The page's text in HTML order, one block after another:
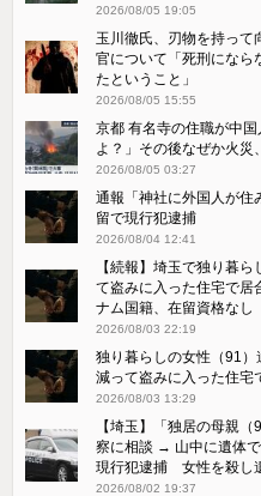
2026/08/05 19:05
玉川徹氏、刃物を持って
官について「死刑になら
たということ」
2026/08/05 15:55
京都 有名寺の住職が中
よ？」その後なぜか火災
2026/08/05 03:27
通報「神社に外国人が住
留で現行犯逮捕
2026/08/04 12:41
【続報】埼玉で独り暮
て盗みに入った住宅で居
ナム国籍、在留資格なし
2026/08/03 22:19
独り暮らしの女性（91
減って盗みに入った住宅
2026/08/03 13:29
【埼玉】「独居の母親
察に相談 → 山中に遺体
現行犯逮捕 女性を殺し
2026/08/02 19:37